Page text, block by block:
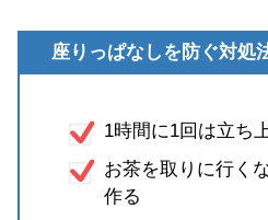
座りっぱなしを防ぐ対処
1時間に1回は立ち
お茶を取りに行く
作る